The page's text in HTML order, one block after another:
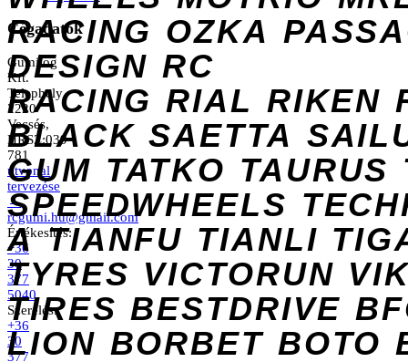
RACING OZKA
DESIGN RC
RACING RIAL RIKEN
BLACK SAETTA
GUM TATKO TAURUS
SPEEDWHEELS
A TIANFU TIANLI
TYRES VICTORUN
TIRES BESTDRIVE
LION BORBET BOTO
Cégadatok
Gumilog
Kft.
Telephely
2220
Vecsés,
HRSZ:039
781
útvonal
tervezése
→
rcgumi.hu@gmail.com
Értékesítés:
+36
30
377
5040
Szerelés:
+36
30
377